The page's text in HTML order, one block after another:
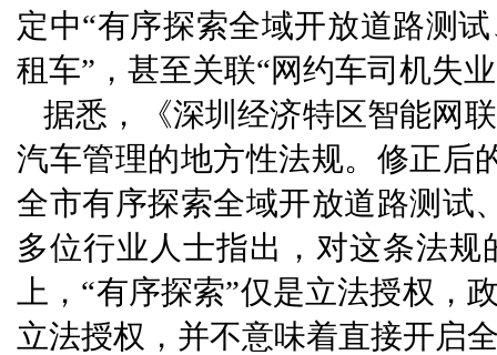
定中“有序探索全域开放道路测
租车”，甚至关联“网约车司机失
据悉，《深圳经济特区智能网
汽车管理的地方性法规。修正后
全市有序探索全域开放道路测试
多位行业人士指出，对这条法
上，“有序探索”仅是立法授权，
立法授权‌，并不意味着直接开启